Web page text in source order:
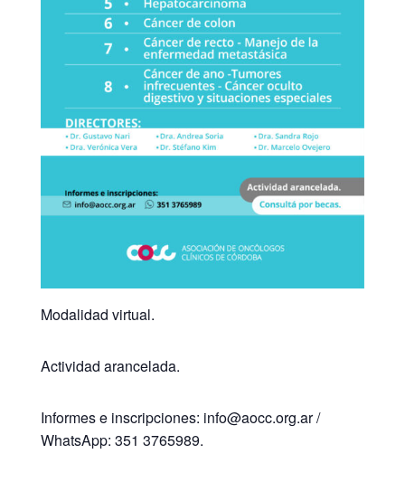
Modalidad virtual.
Actividad arancelada.
Informes e inscripciones: info@aocc.org.ar /
WhatsApp: 351 3765989.